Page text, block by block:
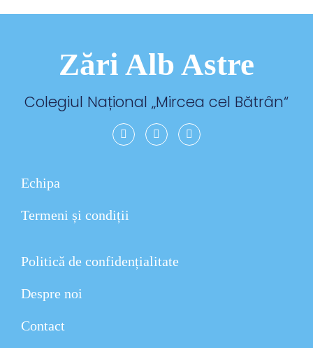
Zări Alb Astre
Colegiul Național „Mircea cel Bătrân“
Echipa
Termeni și condiții
Politică de confidențialitate
Despre noi
Contact